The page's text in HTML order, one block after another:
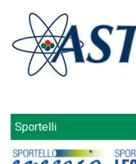
Sportelli